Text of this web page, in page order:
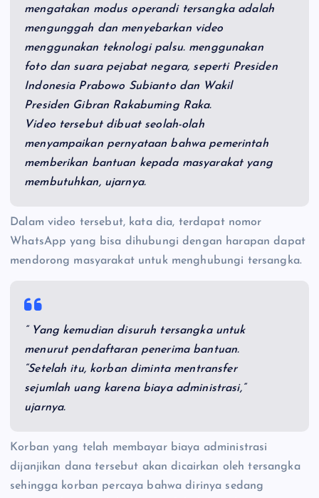
mengatakan modus operandi tersangka adalah
mengunggah dan menyebarkan video
menggunakan teknologi palsu. menggunakan
foto dan suara pejabat negara, seperti Presiden
Indonesia Prabowo Subianto dan Wakil
Presiden Gibran Rakabuming Raka.
Video tersebut dibuat seolah-olah
menyampaikan pernyataan bahwa pemerintah
memberikan bantuan kepada masyarakat yang
membutuhkan, ujarnya.
Dalam video tersebut, kata dia, terdapat nomor
WhatsApp yang bisa dihubungi dengan harapan dapat
mendorong masyarakat untuk menghubungi tersangka.
” Yang kemudian disuruh tersangka untuk
menurut pendaftaran penerima bantuan.
“Setelah itu, korban diminta mentransfer
sejumlah uang karena biaya administrasi,”
ujarnya.
Korban yang telah membayar biaya administrasi
dijanjikan dana tersebut akan dicairkan oleh tersangka
sehingga korban percaya bahwa dirinya sedang